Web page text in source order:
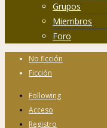
Grupos
Miembros
Foro
No ficción
Ficción
Following
Acceso
Registro